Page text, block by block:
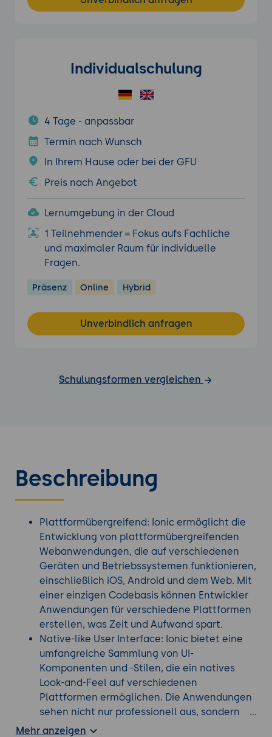
Individualschulung
4 Tage - anpassbar
Termin nach Wunsch
In Ihrem Hause oder bei der GFU
Preis nach Angebot
Lernumgebung in der Cloud
1 Teilnehmender = Fokus aufs Fachliche
und maximaler Raum für individuelle
Fragen.
Präsenz Online Hybrid
Unverbindlich anfragen
Schulungsformen vergleichen
Beschreibung
Plattformübergreifend: Ionic ermöglicht die
Entwicklung von plattformübergreifenden
Webanwendungen, die auf verschiedenen
Geräten und Betriebssystemen funktionieren,
einschließlich iOS, Android und dem Web. Mit
einer einzigen Codebasis können Entwickler
Anwendungen für verschiedene Plattformen
erstellen, was Zeit und Aufwand spart.
Native-like User Interface: Ionic bietet eine
umfangreiche Sammlung von UI-
Komponenten und -Stilen, die ein natives
Look-and-Feel auf verschiedenen
Plattformen ermöglichen. Die Anwendungen
sehen nicht nur professionell aus, sondern
bieten auch eine reibungslose
Mehr anzeigen